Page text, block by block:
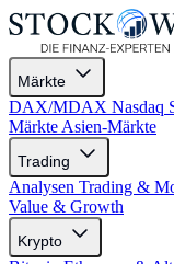
Märkte
DAX/MDAX Nasdaq
Märkte Asien-Märkte
Trading
Analysen Trading &
Value & Growth
Krypto